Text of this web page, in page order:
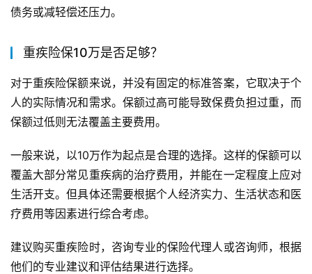
债务或减轻偿还压力。
重疾险保10万是否足够？
对于重疾险保额来说，并没有固定的标准答案，它取决于个
人的实际情况和需求。保额过高可能导致保费负担过重，而
保额过低则无法覆盖主要费用。
一般来说，以10万作为起点是合理的选择。这样的保额可以
覆盖大部分常见重疾病的治疗费用，并能在一定程度上应对
生活开支。但具体还需要根据个人经济实力、生活状态和医
疗费用等因素进行综合考虑。
建议购买重疾险时，咨询专业的保险代理人或咨询师，根据
他们的专业建议和评估结果进行选择。